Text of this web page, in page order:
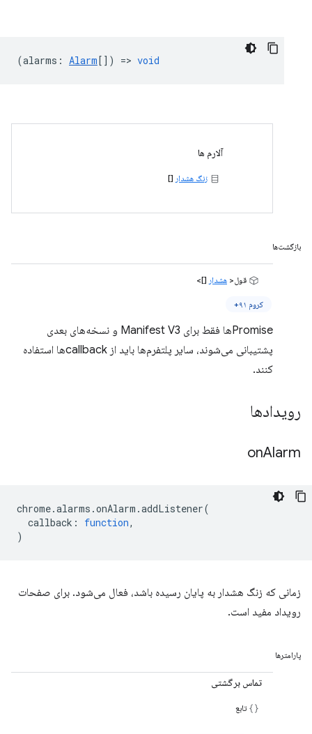
(alarms : Alarm[]) => void
آلارم ها
زنگ هشدار []
بازگشت‌ها
قول< هشدار []>
کروم ۹۱+
Promiseها فقط برای Manifest V3 و نسخه‌های بعدی
پشتیبانی می‌شوند، سایر پلتفرم‌ها باید از callbackها استفاده
کنند.
رویدادها
onAlarm
chrome.alarms .onAlarm .addListener(
callback : function,
)
زمانی که زنگ هشدار به پایان رسیده باشد، فعال می‌شود. برای صفحات
رویداد مفید است.
پارامترها
تماس برگشتی
تابع